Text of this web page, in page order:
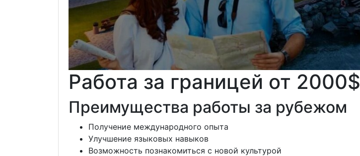
Работа за границей от 2000$
Преимущества работы за рубежом
Получение международного опыта
Улучшение языковых навыков
Возможность познакомиться с новой культурой